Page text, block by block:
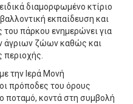
διαμορφωμένο κτίριο
εκπαίδευση και
του πάρκου ενημερώνει για
άγριων ζώων καθώς και
περιοχής.
την Ιερά Μονή
πρόποδες του όρους
ποταμό, κοντά στη συμβολή